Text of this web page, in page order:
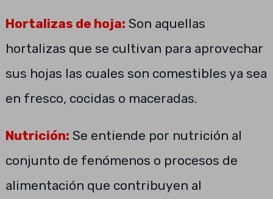
Hortalizas de hoja: Son aquellas
hortalizas que se cultivan para aprovechar
sus hojas las cuales son comestibles ya sea
en fresco, cocidas o maceradas.
Nutrición: Se entiende por nutrición al
conjunto de fenómenos o procesos de
alimentación que contribuyen al